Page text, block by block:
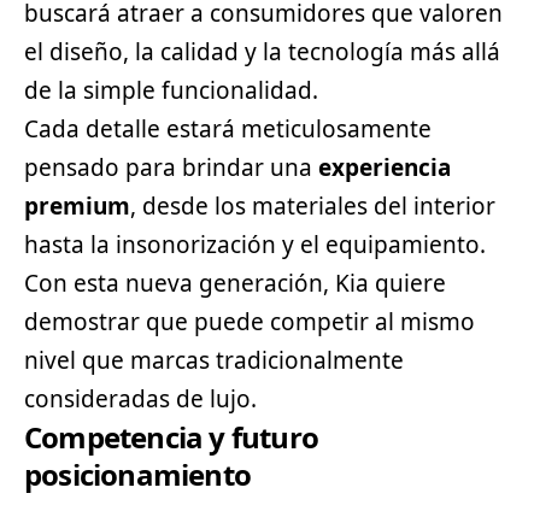
buscará atraer a consumidores que valoren
el diseño, la calidad y la tecnología más allá
de la simple funcionalidad.
Cada detalle estará meticulosamente
pensado para brindar una experiencia
premium, desde los materiales del interior
hasta la insonorización y el equipamiento.
Con esta nueva generación, Kia quiere
demostrar que puede competir al mismo
nivel que marcas tradicionalmente
consideradas de lujo.
Competencia y futuro
posicionamiento